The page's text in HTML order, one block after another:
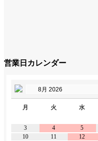
営業日カレンダー
月 火 水
3
4 5
10
11 12